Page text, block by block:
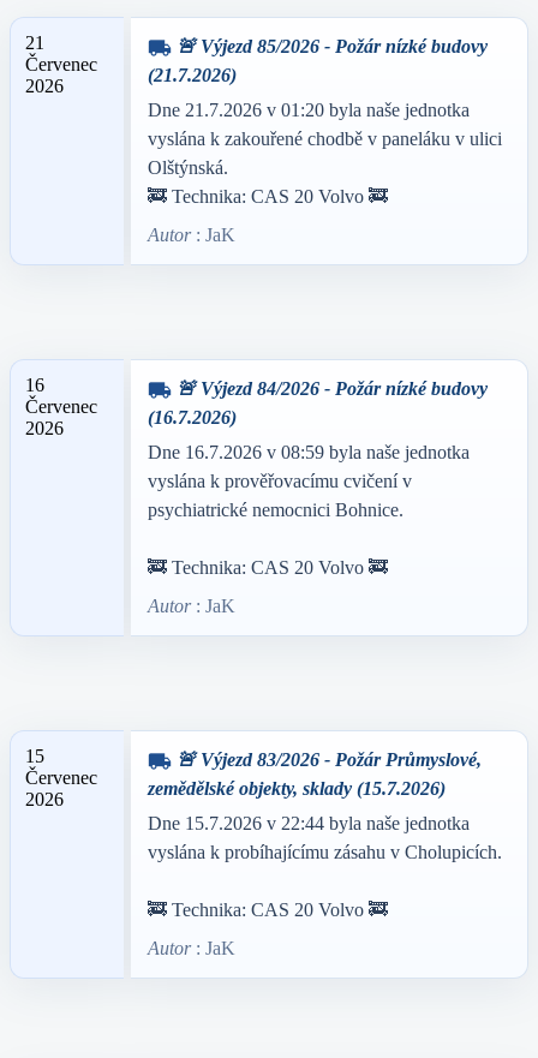
21
Červenec
2026
local_shipping 🚨 Výjezd 85/2026 - Požár nízké budovy
(21.7.2026)
Dne 21.7.2026 v 01:20 byla naše jednotka
vyslána k zakouřené chodbě v paneláku v ulici
Olštýnská.
🚒 Technika: CAS 20 Volvo 🚒
Autor: JaK
16
Červenec
2026
local_shipping 🚨 Výjezd 84/2026 - Požár nízké budovy
(16.7.2026)
Dne 16.7.2026 v 08:59 byla naše jednotka
vyslána k prověřovacímu cvičení v
psychiatrické nemocnici Bohnice.
🚒 Technika: CAS 20 Volvo 🚒
Autor: JaK
15
Červenec
2026
local_shipping 🚨 Výjezd 83/2026 - Požár Průmyslové,
zemědělské objekty, sklady (15.7.2026)
Dne 15.7.2026 v 22:44 byla naše jednotka
vyslána k probíhajícímu zásahu v Cholupicích.
🚒 Technika: CAS 20 Volvo 🚒
Autor: JaK